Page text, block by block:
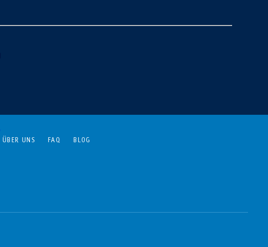
ÜBER UNS FAQ BLOG